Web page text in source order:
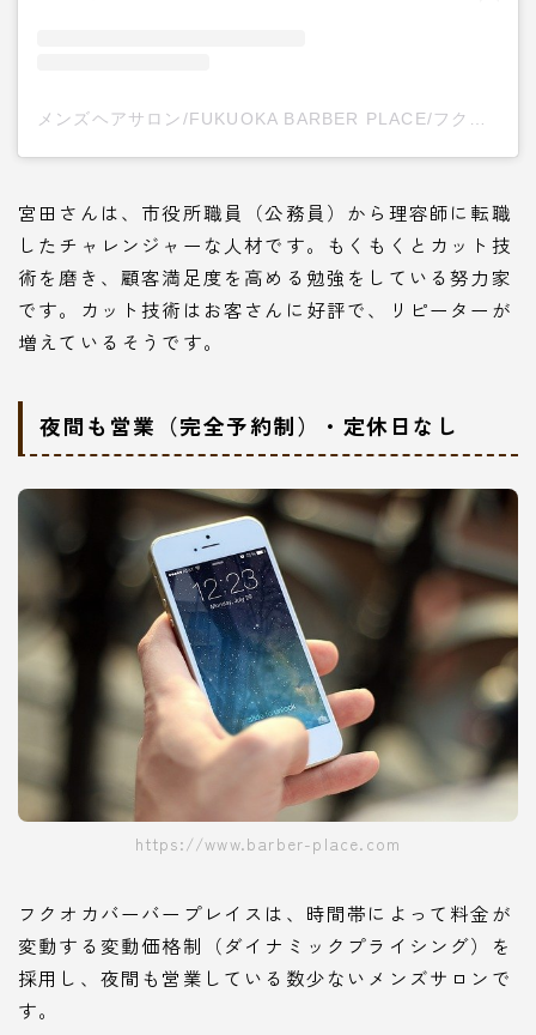
宮田さんは、市役所職員（公務員）から理容師に転職
したチャレンジャーな人材です。もくもくとカット技
術を磨き、顧客満足度を高める勉強をしている努力家
です。カット技術はお客さんに好評で、リピーターが
増えているそうです。
夜間も営業（完全予約制）・定休日なし
https://www.barber-place.com
​フクオカバーバープレイスは、時間帯によって料金が
変動する変動価格制（ダイナミックプライシング）を
採用し、夜間も営業している数少ないメンズサロンで
す。